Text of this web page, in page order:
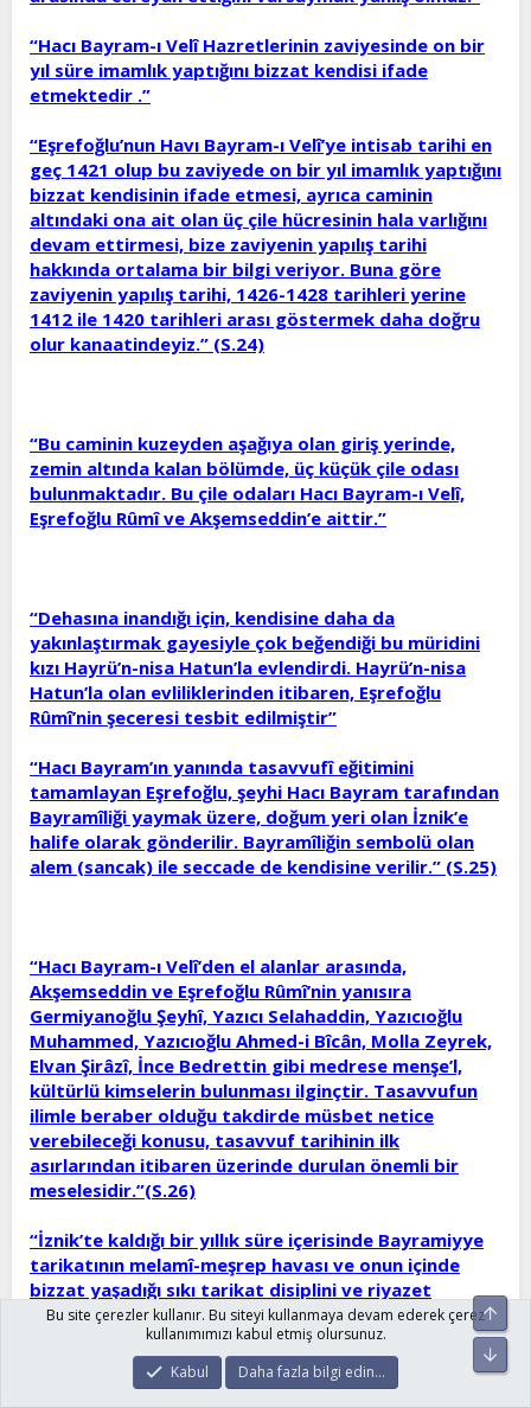
“Hacı Bayram-ı Velî Hazretlerinin zaviyesinde on bir
yıl süre imamlık yaptığını bizzat kendisi ifade
etmektedir .”
“Eşrefoğlu’nun Havı Bayram-ı Velî’ye intisab tarihi en
geç 1421 olup bu zaviyede on bir yıl imamlık yaptığını
bizzat kendisinin ifade etmesi, ayrıca caminin
altındaki ona ait olan üç çile hücresinin hala varlığını
devam ettirmesi, bize zaviyenin yapılış tarihi
hakkında ortalama bir bilgi veriyor. Buna göre
zaviyenin yapılış tarihi, 1426-1428 tarihleri yerine
1412 ile 1420 tarihleri arası göstermek daha doğru
olur kanaatindeyiz.” (S.24)
“Bu caminin kuzeyden aşağıya olan giriş yerinde,
zemin altında kalan bölümde, üç küçük çile odası
bulunmaktadır. Bu çile odaları Hacı Bayram-ı Velî,
Eşrefoğlu Rûmî ve Akşemseddin’e aittir.”
“Dehasına inandığı için, kendisine daha da
yakınlaştırmak gayesiyle çok beğendiği bu müridini
kızı Hayrü’n-nisa Hatun’la evlendirdi. Hayrü’n-nisa
Hatun’la olan evliliklerinden itibaren, Eşrefoğlu
Rûmî’nin şeceresi tesbit edilmiştir”
“Hacı Bayram’ın yanında tasavvufî eğitimini
tamamlayan Eşrefoğlu, şeyhi Hacı Bayram tarafından
Bayramîliği yaymak üzere, doğum yeri olan İznik’e
halife olarak gönderilir. Bayramîliğin sembolü olan
alem (sancak) ile seccade de kendisine verilir.” (S.25)
“Hacı Bayram-ı Velî’den el alanlar arasında,
Akşemseddin ve Eşrefoğlu Rûmî’nin yanısıra
Germiyanoğlu Şeyhî, Yazıcı Selahaddin, Yazıcıoğlu
Muhammed, Yazıcıoğlu Ahmed-i Bîcân, Molla Zeyrek,
Elvan Şirâzî, İnce Bedrettin gibi medrese menşe’l,
kültürlü kimselerin bulunması ilginçtir. Tasavvufun
ilimle beraber olduğu takdirde müsbet netice
verebileceği konusu, tasavvuf tarihinin ilk
asırlarından itibaren üzerinde durulan önemli bir
meselesidir.”(S.26)
“İznik’te kaldığı bir yıllık süre içerisinde Bayramiyye
tarikatının melamî-meşrep havası ve onun içinde
bizzat yaşadığı sıkı tarikat disiplini ve riyazet
alışkanlığı ile halkı irşad etmek bir yana, henüz
kendisinin istenilen mertebeye ulaşmadığını
düşünüyor.”
Bu site çerezler kullanır. Bu siteyi kullanmaya devam ederek çerez
kullanımımızı kabul etmiş olursunuz.
Kabul
Daha fazla bilgi edin…
Üst
Alt